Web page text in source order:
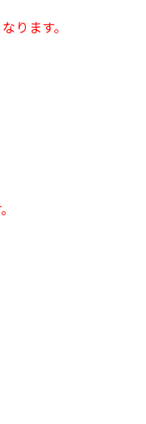
ります。